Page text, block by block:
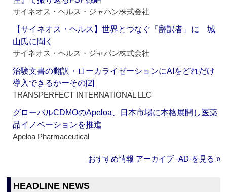
サイネオス・ヘルス・ジャパン株式会社
【サイネオス・ヘルス】世界とつなぐ「翻訳者」に 城
山氏に聞く
サイネオス・ヘルス・ジャパン株式会社
治験文書の翻訳・ローカライゼーションにAIをどれだけ
導入できるかーその[2]
TRANSPERFECT INTERNATIONAL LLC
グローバルCDMOのApeloa、日本市場に本格展開し医薬
品イノベーションを推進
Apeloa Pharmaceutical
おすすめ情報 アーカイブ ‐AD‐を見る »
HEADLINE NEWS